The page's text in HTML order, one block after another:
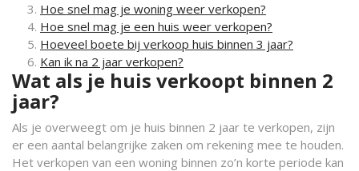
Hoe snel mag je woning weer verkopen?
Hoe snel mag je een huis weer verkopen?
Hoeveel boete bij verkoop huis binnen 3 jaar?
Kan ik na 2 jaar verkopen?
Wat als je huis verkoopt binnen 2
jaar?
Als je overweegt om je huis binnen 2 jaar te verkopen, zijn
er een aantal belangrijke zaken om rekening mee te houden.
Het verkopen van een woning binnen zo’n korte periode kan